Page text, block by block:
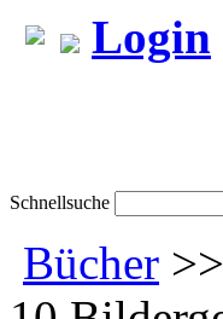
Login
Schnellsuche
Bücher >>